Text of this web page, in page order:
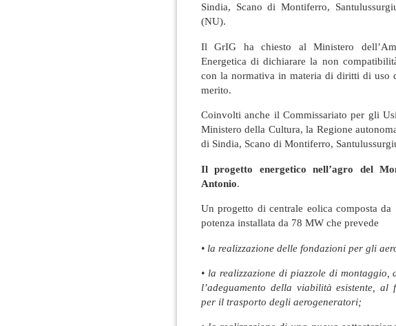
Sindia, Scano di Montiferro,
(NU).
Il GrIG ha chiesto al Ministero
Energetica di dichiarare la non
con la normativa in materia di diritti di uso
merito.
Coinvolti anche il Commissariato per gli
Ministero della Cultura, la Regione
di Sindia, Scano di Montiferro,
Il progetto energetico nell’agro del
Antonio.
Un progetto di centrale eolica composta da
potenza installata da 78 MW che prevede
• la realizzazione delle fondazioni per gli
• la realizzazione di piazzole di
l’adeguamento della viabilità esistente, al
per il trasporto degli aerogeneratori;